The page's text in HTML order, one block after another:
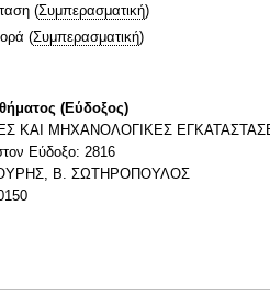
(Συμπερασματική)
(Συμπερασματική)
(Εύδοξος)
ΚΑΙ ΜΗΧΑΝΟΛΟΓΙΚΕΣ
Εύδοξο: 2816
Β. ΣΩΤΗΡΟΠΟΥΛΟΣ